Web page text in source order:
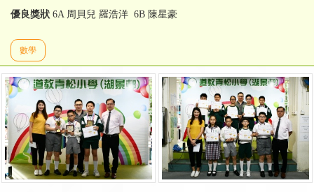
優良獎狀 6A 周貝兒 羅浩洋 6B 陳星豪
數學